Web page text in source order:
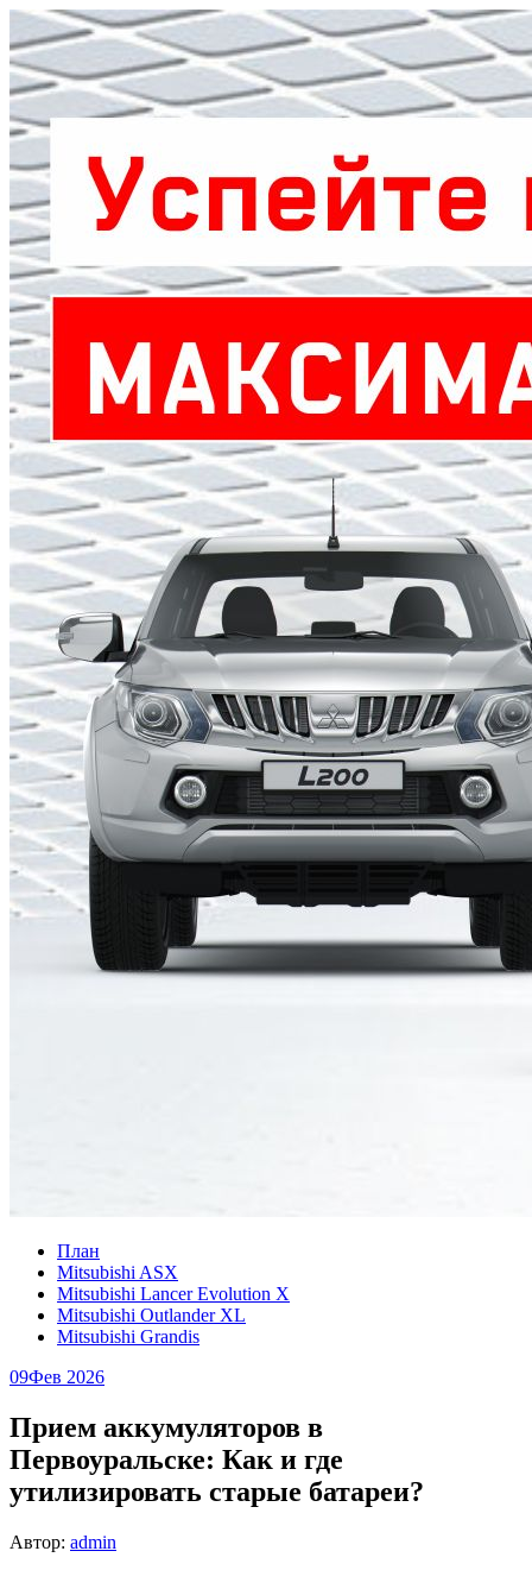
План
Mitsubishi ASX
Mitsubishi Lancer Evolution X
Mitsubishi Outlander XL
Mitsubishi Grandis
09Фев 2026
Прием аккумуляторов в
Первоуральске: Как и где
утилизировать старые батареи?
Автор: admin